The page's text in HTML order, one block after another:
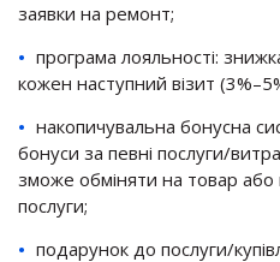
заявки на ремонт;
програма лояльності:
кожен наступний візит
накопичувальна бонусна
бонуси за певні послуги/
зможе обміняти на товар або
послуги;
подарунок до послуги/